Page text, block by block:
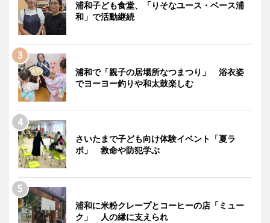
浦和子ども食堂、「りそなユース・ベース浦
和」で活動継続
浦和で「親子の居場所なつまつり」 浴衣姿
でヨーヨー釣りや和太鼓楽しむ
さいたまで子ども向け体験イベント「夏ラ
ボ」 救命や防犯学ぶ
浦和に米粉クレープとコーヒーの店「ミュー
ク」 人の縁に支えられ